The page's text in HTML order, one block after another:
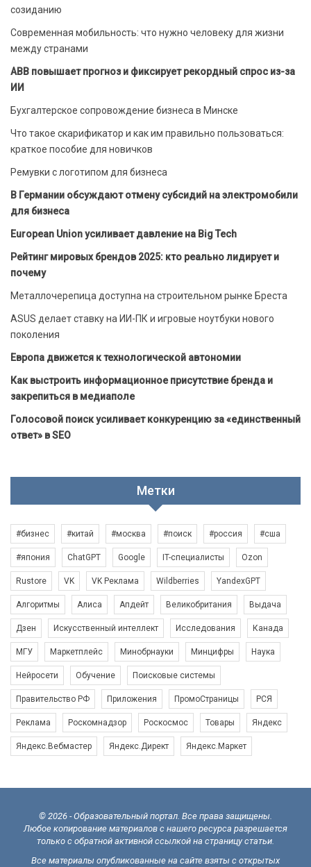
созиданию
Современная мобильность: что нужно человеку для жизни
между странами
ABB повышает прогноз и фиксирует рекордный спрос из-за
ИИ
Бухгалтерское сопровождение бизнеса в Минске
Что такое скарификатор и как им правильно пользоваться:
краткое пособие для новичков
Ремувки с логотипом для бизнеса
В Германии обсуждают отмену субсидий на электромобили
для бизнеса
European Union усиливает давление на Big Tech
Рейтинг мировых брендов 2025: кто реально лидирует и
почему
Металлочерепица доступна на строительном рынке Бреста
ASUS делает ставку на ИИ-ПК и игровые ноутбуки нового
поколения
Европа движется к технологической автономии
Как выстроить информационное присутствие бренда и
закрепиться в медиаполе
Голосовой поиск усиливает конкуренцию за «единственный
ответ» в SEO
Метки
#бизнес #китай #москва #поиск #россия #сша
#япония ChatGPT Google IT-специалисты Ozon
Rustore VK VK Реклама Wildberries YandexGPT
Алгоритмы Алиса Апдейт Великобритания Выдача
Дзен Искусственный интеллект Исследования Канада
МГУ Маркетплейс Минобрнауки Минцифры Наука
Нейросети Обучение Поисковые системы
Правительство РФ Приложения ПромоСтраницы РСЯ
Реклама Роскомнадзор Роскосмос Товары Яндекс
Яндекс.Вебмастер Яндекс.Директ Яндекс.Маркет
© 2026 - Образовательный портал. Все права защищены.
Любое копирование материалов с нашего ресурса разрешается
только с обратной активной ссылкой на страницу статьи.
Все материалы опубликованные на сайте взяты с открытых